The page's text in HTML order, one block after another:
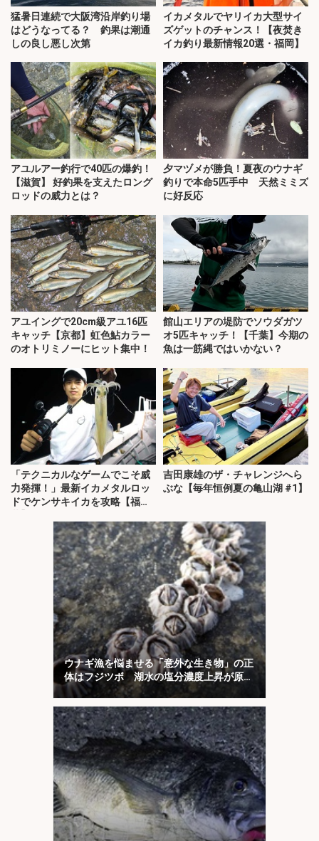
猛暑日連続で大阪湾沿岸釣り場
はどうなってる？ 釣果は潮通
しの良し悪し次第
イカメタルでヤリイカ大型サイ
ズゲットのチャンス！【夜焚き
イカ釣り最新情報20選・福岡】
アユルアー釣行で40匹の爆釣！
【滋賀】 好釣果を支えたロング
ロッドの威力とは？
夕マヅメが勝負！夏夜のウナギ
釣りで本命5匹手中 天然ミミズ
に好反応
アユイングで20cm級アユ16匹
キャッチ【京都】虹色鮎カラー
のオトリミノーにヒット集中！
館山エリアの堤防でソウダガツ
オ5匹キャッチ！【千葉】今期の
魚は一筋縄ではいかない？
「テクニカルなゲームでこそ威
力発揮！」最新イカメタルロッ
ドでケンサキイカを攻略【福
吉田康雄のザ・チャレンジへら
ぶな【毎年恒例夏の亀山湖 #1】
ウナギ漁を悩ませる「意外な生き物」の正
体はフジツボ 湖水の塩分濃度上昇が原因
か